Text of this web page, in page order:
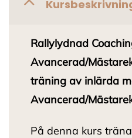
Rallylydnad
Avancerad/
träning av inlärda
Avancerad/
På denna kurs